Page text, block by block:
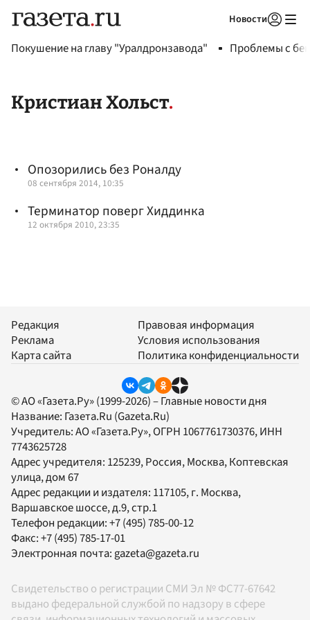
Новости
Покушение на главу "Уралдронзавода" Проблемы с
Кристиан Хольст
Опозорились без Роналду
08 сентября 2014, 10:35
Терминатор поверг Хиддинка
12 октября 2010, 23:35
Редакция
Реклама
Карта сайта
Правовая информация
Условия использования
Политика конфиденциальности
© АО «Газета.Ру» (1999-2026) – Главные новости дня
Название: Газета.Ru (Gazeta.Ru)
Учредитель:АО «Газета.Ру», ОГРН 1067761730376, ИНН
7743625728
Адрес учредителя: 125239, Россия, Москва, Коптевская
улица, дом 67
Адрес редакции и издателя: 117105, г. Москва,
Варшавское шоссе, д.9, стр.1
Телефон редакции:+7 (495) 785-00-12
Факс:+7 (495) 785-17-01
Электронная почта:gazeta@gazeta.ru
Свидетельство о регистрации СМИ Эл № ФС77-67642
выдано федеральной службой по надзору в сфере